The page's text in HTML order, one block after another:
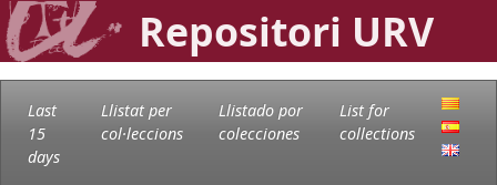
Repositori URV
Last
15
days
Llistat per
col·leccions
Llistado por
colecciones
List for
collections